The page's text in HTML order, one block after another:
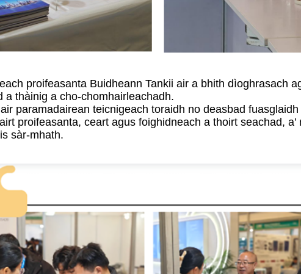
proifeasanta Buidheann Tankii air a bhith dìoghrasach
thàinig a cho-chomhairleachadh.
paramadairean teicnigeach toraidh no deasbad
proifeasanta, ceart agus foighidneach a thoirt seachad,
sàr-mhath.